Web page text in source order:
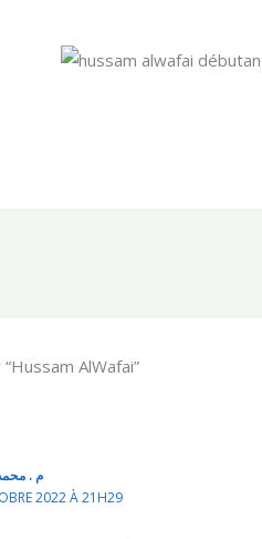
AlWafai”
م .
2022 À 21H29